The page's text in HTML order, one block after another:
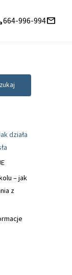
664-996-994mail
działa
– jak
z